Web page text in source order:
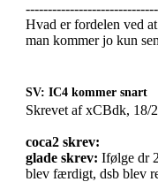
Hvad er fordelen ved
man kommer jo kun
SV: IC4 kommer snart
Skrevet af xCBdk, 18/
coca2 skrev:
glade skrev: Ifølge dr
blev færdigt, dsb blev